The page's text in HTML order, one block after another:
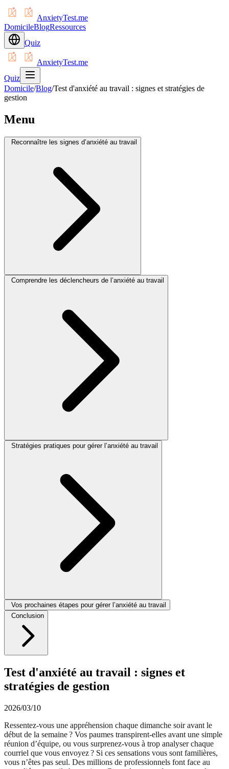
AnxietyTest.me
DomicileBlogRessources
Quiz
AnxietyTest.me
Quiz
Domicile/Blog/Test d'anxiété au travail : signes et stratégies de
gestion
Menu
Reconnaître les signes d’anxiété au travail
Comprendre les déclencheurs de l’anxiété au travail
Stratégies pratiques pour gérer l’anxiété au travail
Vos prochaines étapes pour gérer l’anxiété au travail
Conclusion
Test d'anxiété au travail : signes et
stratégies de gestion
2026/03/10
Ressentez‑vous une appréhension chaque dimanche soir avant le
début de la semaine ? Vos paumes transpirent‑elles avant une simple
réunion d’équipe, ou vous surprenez‑vous à trop analyser chaque
courriel que vous envoyez ? Si ces sensations vous sont familières,
vous n’êtes pas seul. Des millions de professionnels font face au